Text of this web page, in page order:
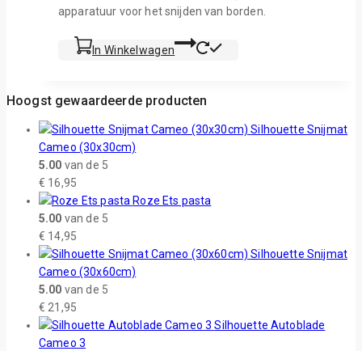
apparatuur voor het snijden van borden.
In Winkelwagen
Hoogst gewaardeerde producten
Silhouette Snijmat
Cameo (30x30cm)
5.00 van de 5
€ 16,95
Roze Ets pasta
5.00 van de 5
€ 14,95
Silhouette Snijmat
Cameo (30x60cm)
5.00 van de 5
€ 21,95
Silhouette Autoblade
Cameo 3